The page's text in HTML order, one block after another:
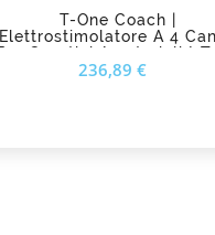
T-One Coach |
Elettrostimolatore A 4
Per Sportivi
236,89 €